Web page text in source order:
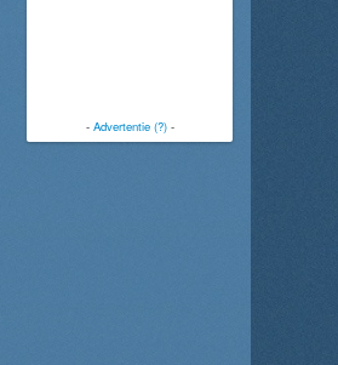
- Advertentie (?)-